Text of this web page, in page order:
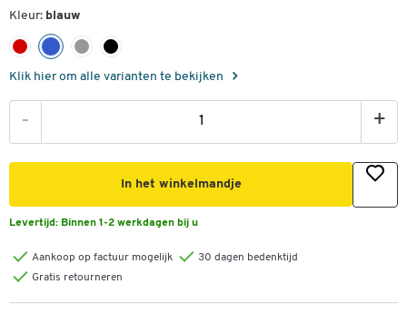
Kleur: blauw
Klik hier om alle varianten te bekijken
- +
In het winkelmandje
Levertijd: Binnen 1-2 werkdagen bij u
Aankoop op factuur mogelijk
30 dagen bedenktijd
Gratis retourneren